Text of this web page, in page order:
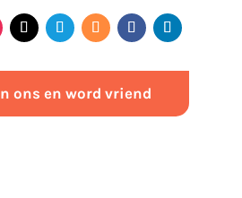
ons en word vriend